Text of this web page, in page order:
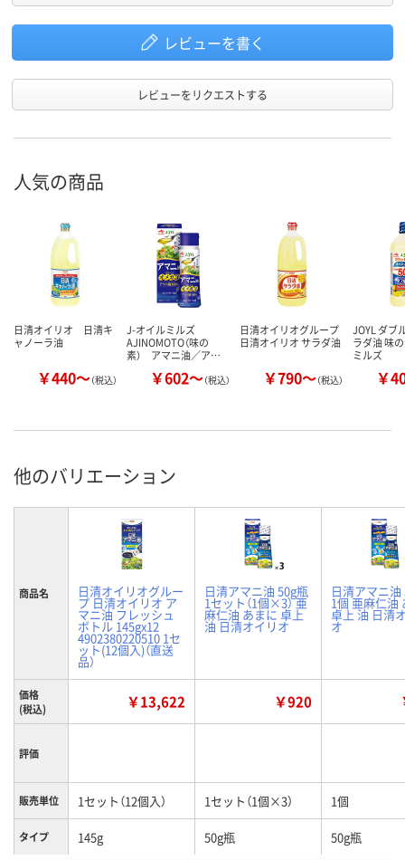
レビューを書く
レビューをリクエストする
人気の商品
日清オイリオ 日清キ
ャノーラ油
￥440～（税込）
J-オイルミルズ
AJINOMOTO（味の
素） アマニ油／ア…
￥602～（税込）
日清オイリオグループ
日清オイリオ サラダ油
￥790～（税込）
JOYL ダブ
ラダ油 味
ミルズ
￥
他のバリエーション
商品名 日清オイリオグルー
プ 日清オイリオ ア
マニ油 フレッシュ
ボトル 145gx12
4902380220510 1セ
ット(12個入)（直送
品）
日清アマニ油 50g瓶
1セット（1個×3） 亜
麻仁油 あまに 卓上
油 日清オイリオ
日清アマニ油
1個 亜麻仁油
卓上 油 日清
オ
価格
(税込)
￥13,622 ￥920
評価
販売単位 1セット（12個入） 1セット（1個×3） 1個
タイプ 145g 50g瓶 50g瓶